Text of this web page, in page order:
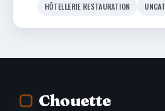
HÔTELLERIE RESTAURATION
Chouette